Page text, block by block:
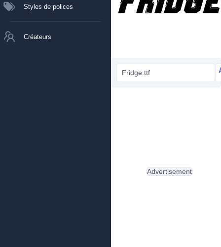
Styles de polices
Créateurs
Fridge.ttf
Advertisement